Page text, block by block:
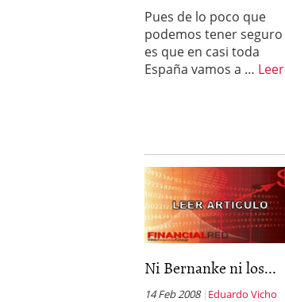
Pues de lo poco que
podemos tener seguro
es que en casi toda
España vamos a … Leer
Ni Bernanke ni los...
14 Feb 2008 Eduardo Vicho